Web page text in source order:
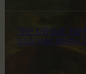
ЗВЕЗДНЫЕ
НАШ МИР ВЧЕРА